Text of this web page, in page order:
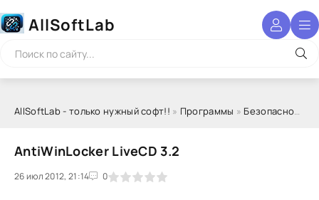
AllSoftLab
AllSoftLab - только нужный софт!! » Программы » Безопасность
AntiWinLocker LiveCD 3.2
26 июл 2012, 21:14 0
1 2 3 4 5